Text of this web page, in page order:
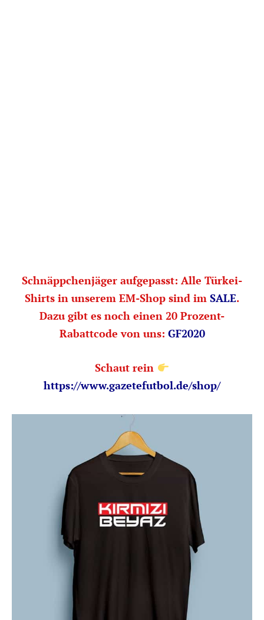
Schnäppchenjäger aufgepasst: Alle Türkei-
Shirts in unserem EM-Shop sind im SALE.
Dazu gibt es noch einen 20 Prozent-
Rabattcode von uns: GF2020
Schaut rein
https://www.gazetefutbol.de/shop/